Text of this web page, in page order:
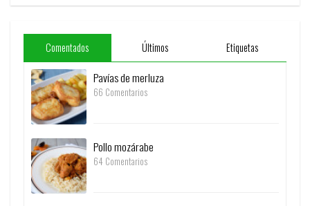
Comentados Últimos Etiquetas
Pavías de merluza
66 Comentarios
Pollo mozárabe
64 Comentarios